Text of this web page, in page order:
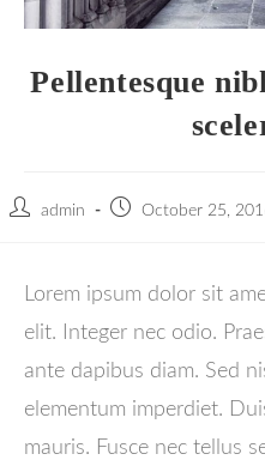
Pellentesque
admin October 25,
Lorem ipsum dolor sit
elit. Integer nec odio.
ante dapibus diam. Sed
elementum imperdiet.
mauris. Fusce nec tellus